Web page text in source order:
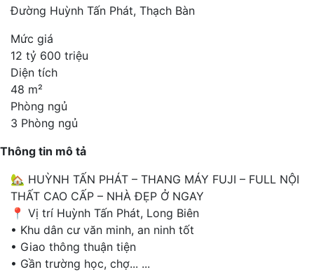
Đường Huỳnh Tấn Phát, Thạch Bàn
Mức giá
12 tỷ 600 triệu
Diện tích
48 m²
Phòng ngủ
3 Phòng ngủ
Thông tin mô tả
🏡 HUỲNH TẤN PHÁT – THANG MÁY FUJI – FULL NỘI
THẤT CAO CẤP – NHÀ ĐẸP Ở NGAY
📍 Vị trí Huỳnh Tấn Phát, Long Biên
• Khu dân cư văn minh, an ninh tốt
• Giao thông thuận tiện
• Gần trường học, chợ... ...